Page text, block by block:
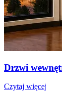
Drzwi
Czytaj więcej